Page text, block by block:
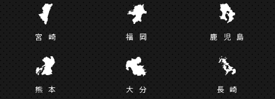
宮 崎 福 岡 鹿児 島
熊 本 大 分 長崎